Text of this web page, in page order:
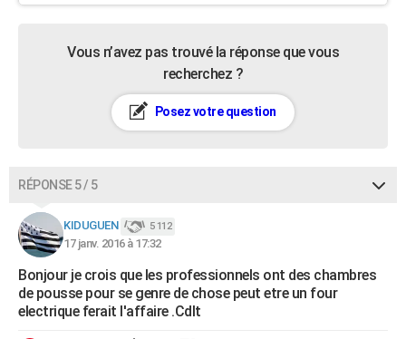
Vous n’avez pas trouvé la réponse que vous
recherchez ?
Posez votre question
RÉPONSE 5 / 5
KIDUGUEN 5 112
17 janv. 2016 à 17:32
Bonjour je crois que les professionnels ont des chambres
de pousse pour se genre de chose peut etre un four
electrique ferait l'affaire .Cdlt